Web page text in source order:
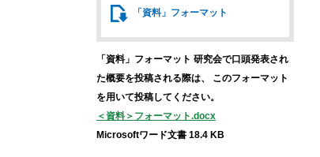
「資料」 フォーマット
「資料」フォーマット 研究会で口頭発表され
た概要を投稿される際は、
このフォーマット
を用いて投稿してください。
＜資料＞フォーマット.docx
Microsoftワード文書 18.4 KB